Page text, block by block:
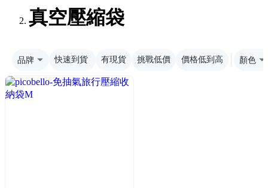
真空壓縮袋
品牌 快速到貨 有現貨 挑戰低價 價格低到高 顏色